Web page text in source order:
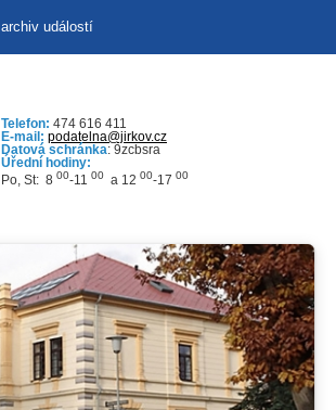
archiv událostí
Telefon: 474 616 411
E-mail: podatelna@jirkov.cz
Datová schránka: 9zcbsra
Úřední hodiny:
Po, St: 8 00-11 00 a 12 00-17 00